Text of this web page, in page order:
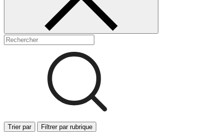
Trier par Filtrer par rubrique